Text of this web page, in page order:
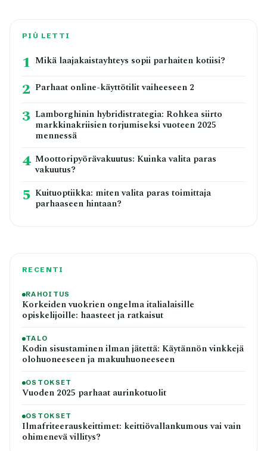
PIÙ LETTI
1 Mikä laajakaistayhteys sopii parhaiten kotiisi?
2 Parhaat online-käyttötilit vaiheeseen 2
3 Lamborghinin hybridistrategia: Rohkea siirto
markkinakriisien torjumiseksi vuoteen 2025
mennessä
4 Moottoripyörävakuutus: Kuinka valita paras
vakuutus?
5 Kuituoptiikka: miten valita paras toimittaja
parhaaseen hintaan?
RECENTI
RAHOITUS
Korkeiden vuokrien ongelma italialaisille
opiskelijoille: haasteet ja ratkaisut
TALO
Kodin sisustaminen ilman jätettä: Käytännön vinkkejä
olohuoneeseen ja makuuhuoneeseen
OSTOKSET
Vuoden 2025 parhaat aurinkotuolit
OSTOKSET
Ilmafriteerauskeittimet: keittiövallankumous vai vain
ohimenevä villitys?